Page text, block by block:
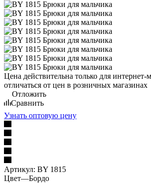
Цена действительна только для интернет-
отличаться от цен в розничных магазинах
Отложить
Сравнить
Узнать оптовую цену
Артикул: BY 1815
Цвет—Бордо